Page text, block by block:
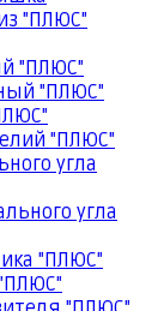
"ПЛЮС"
"ПЛЮС"
"ПЛЮС"
"ПЛЮС"
угла
угла
"ПЛЮС"